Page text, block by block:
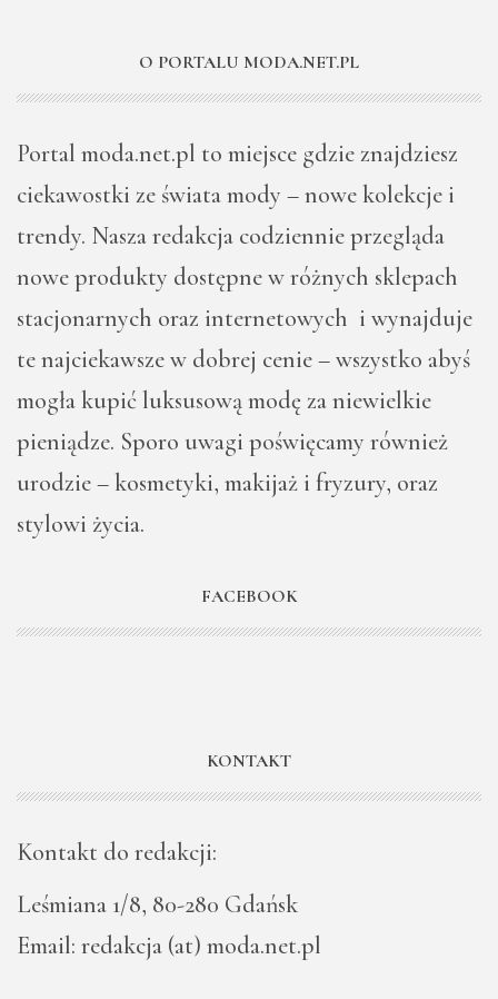
O PORTALU MODA.NET.PL
Portal moda.net.pl to miejsce gdzie znajdziesz
ciekawostki ze świata mody – nowe kolekcje i
trendy. Nasza redakcja codziennie przegląda
nowe produkty dostępne w różnych sklepach
stacjonarnych oraz internetowych i wynajduje
te najciekawsze w dobrej cenie – wszystko abyś
mogła kupić luksusową modę za niewielkie
pieniądze. Sporo uwagi poświęcamy również
urodzie – kosmetyki, makijaż i fryzury, oraz
stylowi życia.
FACEBOOK
KONTAKT
Kontakt do redakcji:
Leśmiana 1/8, 80-280 Gdańsk
Email: redakcja (at) moda.net.pl